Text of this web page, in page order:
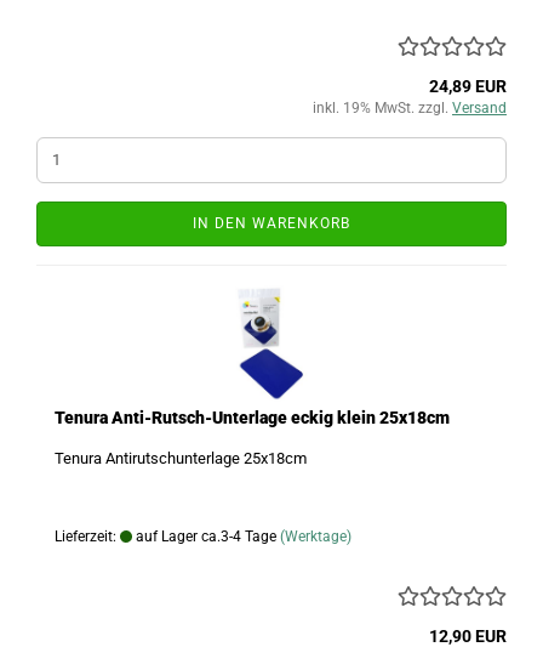
24,89 EUR
inkl. 19% MwSt. zzgl. Versand
IN DEN WARENKORB
Tenura Anti-Rutsch-Unterlage eckig klein 25x18cm
Tenura Antirutschunterlage 25x18cm
Lieferzeit: auf Lager ca.3-4 Tage (Werktage)
12,90 EUR